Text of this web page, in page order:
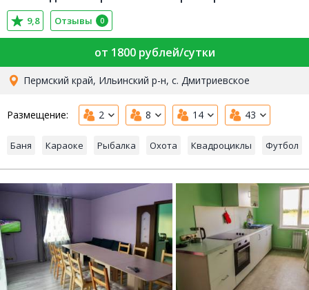
9,8 Отзывы 0
от 1800 рублей/сутки
Пермский край, Ильинский р-н, с. Дмитриевское
Размещение: 2 8 14 43
Баня Караоке Рыбалка Охота Квадроциклы Футбол